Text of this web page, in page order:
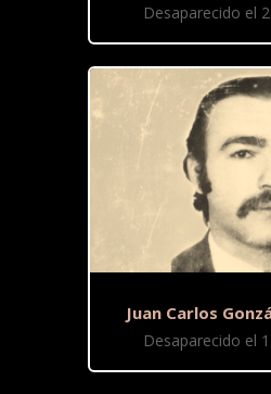
Desaparecido el
Juan Carlos
Desaparecido el